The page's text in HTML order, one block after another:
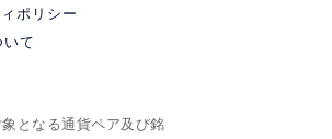
ポリシー
て
となる通貨ペア及び銘